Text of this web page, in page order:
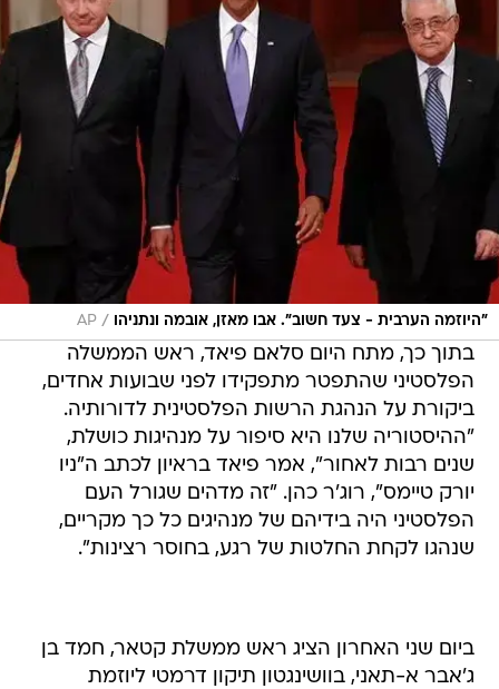
"היוזמה הערבית - צעד חשוב". אבו מאזן, אובמה ונתניהו /
AP
בתוך כך, מתח היום סלאם פיאד, ראש הממשלה
הפלסטיני שהתפטר מתפקידו לפני שבועות אחדים,
ביקורת על הנהגת הרשות הפלסטינית לדורותיה.
"ההיסטוריה שלנו היא סיפור על מנהיגות כושלת,
שנים רבות לאחור", אמר פיאד בראיון לכתב ה"ניו
יורק טיימס", רוג'ר כהן. "זה מדהים שגורל העם
הפלסטיני היה בידיהם של מנהיגים כל כך מקריים,
שנהגו לקחת החלטות של רגע, בחוסר רצינות".
ביום שני האחרון הציג ראש ממשלת קטאר, חמד בן
ג'אבר א-תאני, בוושינגטון תיקון דרמטי ליוזמת